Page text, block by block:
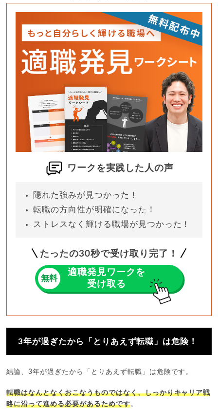
ワークを実践した人の声
隠れた強みが見つかった！
転職の方向性が明確になった！
ストレスなく輝ける職場が見つかった！
たったの30秒で受け取り完了！
無料
適職発見ワークを
受け取る
3年が過ぎたから「とりあえず転職」は危険！
結論、3年が過ぎたから「とりあえず転職」は危険です。
転職はなんとなくおこなうものではなく、しっかりキャリア戦
略に沿って進める必要があるためです。